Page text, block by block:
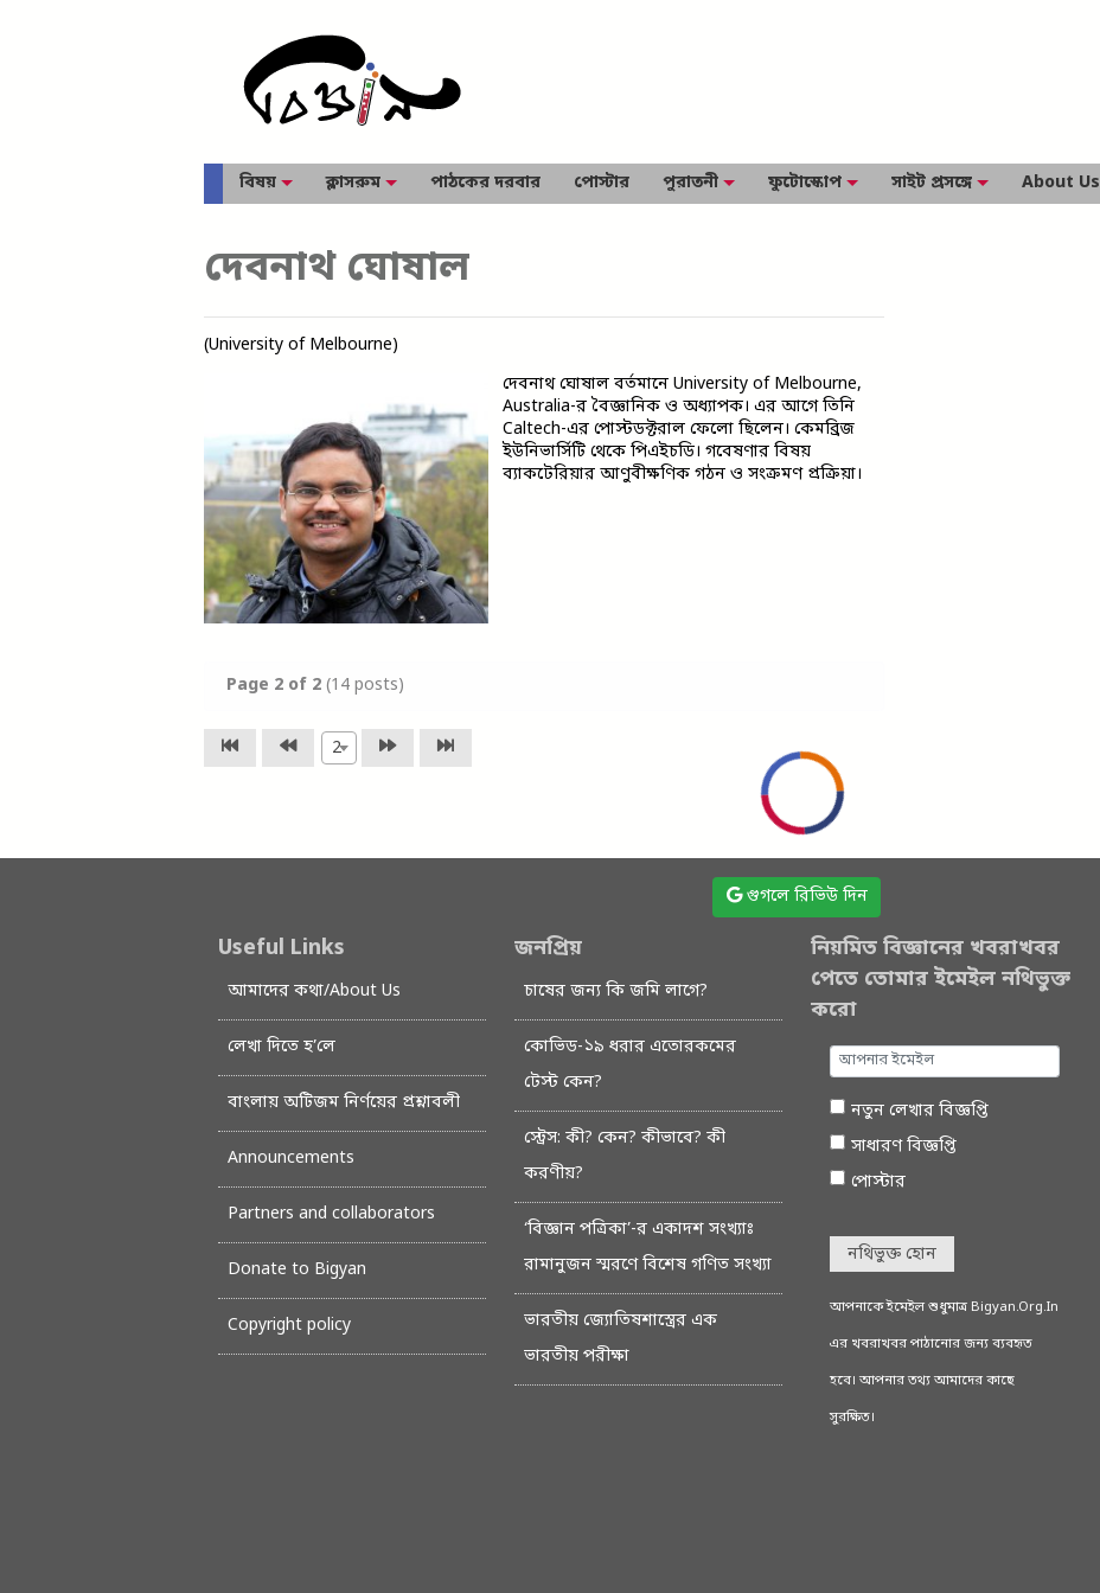
বিষয় ক্লাসরুম পাঠকের দরবার পোস্টার পুরাতনী ফুটোস্কোপ সাইট প্রসঙ্গে About Us
দেবনাথ ঘোষাল
(University of Melbourne)
দেবনাথ ঘোষাল বর্তমানে University of Melbourne,
Australia-র বৈজ্ঞানিক ও অধ্যাপক। এর আগে তিনি
Caltech-এর পোস্টডক্টরাল ফেলো ছিলেন। কেমব্রিজ
ইউনিভার্সিটি থেকে পিএইচডি। গবেষণার বিষয়
ব্যাকটেরিয়ার আণুবীক্ষণিক গঠন ও সংক্রমণ প্রক্রিয়া।
Page 2of 2(14 posts)
2
গুগলে রিভিউ দিন
Useful Links
আমাদের কথা/About Us
লেখা দিতে হ’লে
বাংলায় অটিজম নির্ণয়ের প্রশ্নাবলী
Announcements
Partners and collaborators
Donate to Bigyan
Copyright policy
জনপ্রিয়
চাষের জন্য কি জমি লাগে?
কোভিড-১৯ ধরার এতোরকমের
টেস্ট কেন?
স্ট্রেস: কী? কেন? কীভাবে? কী
করণীয়?
‘বিজ্ঞান পত্রিকা’-র একাদশ সংখ্যাঃ
রামানুজন স্মরণে বিশেষ গণিত সংখ্যা
ভারতীয় জ্যোতিষশাস্ত্রের এক
ভারতীয় পরীক্ষা
নিয়মিত বিজ্ঞানের খবরাখবর
পেতে তোমার ইমেইল নথিভুক্ত
করো
নতুন লেখার বিজ্ঞপ্তি
সাধারণ বিজ্ঞপ্তি
পোস্টার
নথিভুক্ত হোন
আপনাকে ইমেইল শুধুমাত্র Bigyan.Org.In
এর খবরাখবর পাঠানোর জন্য ব্যবহৃত
হবে। আপনার তথ্য আমাদের কাছে
সুরক্ষিত।